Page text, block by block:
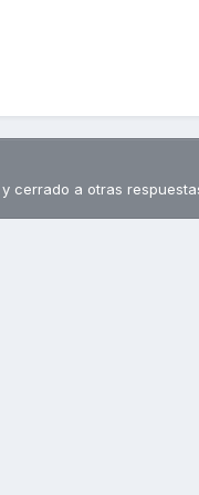
cerrado a otras